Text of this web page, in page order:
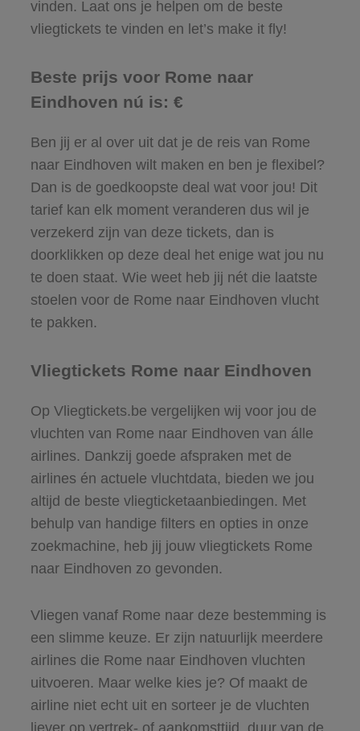
vinden. Laat ons je helpen om de beste
vliegtickets te vinden en let’s make it fly!
Beste prijs voor Rome naar
Eindhoven nú is: €
Ben jij er al over uit dat je de reis van Rome
naar Eindhoven wilt maken en ben je flexibel?
Dan is de goedkoopste deal wat voor jou! Dit
tarief kan elk moment veranderen dus wil je
verzekerd zijn van deze tickets, dan is
doorklikken op deze deal het enige wat jou nu
te doen staat. Wie weet heb jij nét die laatste
stoelen voor de Rome naar Eindhoven vlucht
te pakken.
Vliegtickets Rome naar Eindhoven
Op Vliegtickets.be vergelijken wij voor jou de
vluchten van Rome naar Eindhoven van álle
airlines. Dankzij goede afspraken met de
airlines én actuele vluchtdata, bieden we jou
altijd de beste vliegticketaanbiedingen. Met
behulp van handige filters en opties in onze
zoekmachine, heb jij jouw vliegtickets Rome
naar Eindhoven zo gevonden.
Vliegen vanaf Rome naar deze bestemming is
een slimme keuze. Er zijn natuurlijk meerdere
airlines die Rome naar Eindhoven vluchten
uitvoeren. Maar welke kies je? Of maakt de
airline niet echt uit en sorteer je de vluchten
liever op vertrek- of aankomsttijd, duur van de